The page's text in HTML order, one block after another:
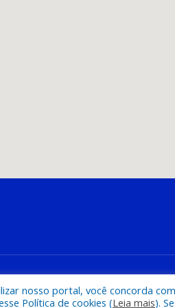
nosso portal, você concorda
Política de cookies (Leia mais).